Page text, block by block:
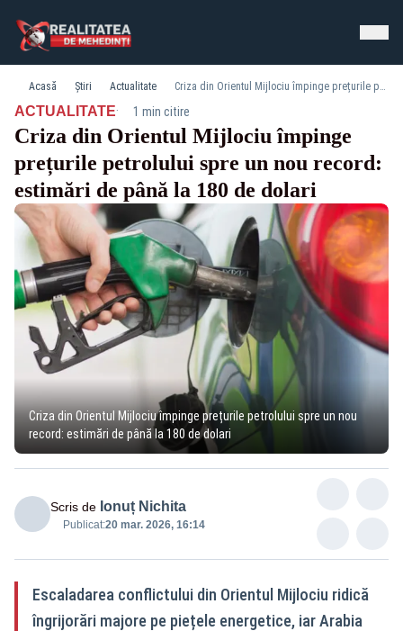
Acasă Știri Actualitate Criza din Orientul Mijlociu împinge prețurile petrolului spre un nou record: estimări de până la 180 de dolari
ACTUALITATE· 1 min citire
Criza din Orientul Mijlociu împinge
prețurile petrolului spre un nou record:
estimări de până la 180 de dolari
Criza din Orientul Mijlociu împinge prețurile petrolului spre un nou
record: estimări de până la 180 de dolari
Scris de Ionuț Nichita
Publicat:20 mar. 2026, 16:14
Escaladarea conflictului din Orientul Mijlociu ridică
îngrijorări majore pe piețele energetice, iar Arabia